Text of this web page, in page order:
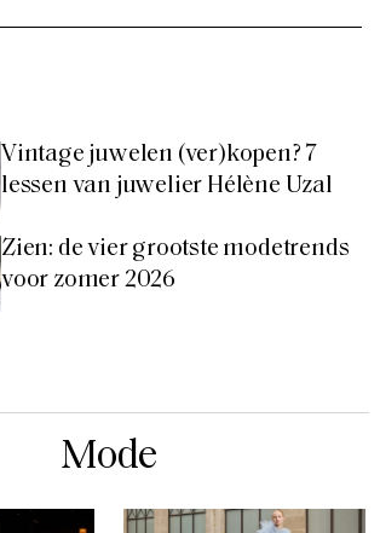
Vintage juwelen (ver)kopen? 7
lessen van juwelier Hélène Uzal
Zien: de vier grootste modetrends
voor zomer 2026
Mode